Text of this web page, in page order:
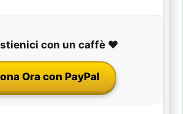
con un caffè ❤️
Ora con PayPal